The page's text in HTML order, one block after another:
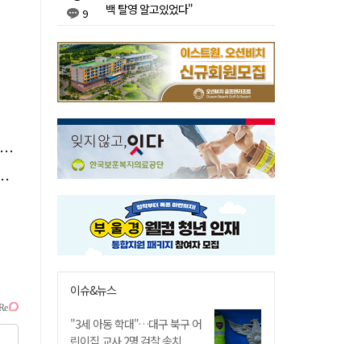
9
백 탈영 알고있었다"
이슈&뉴스
"3세 아동 학대"…대구 북구 어
린이집 교사 2명 검찰 송치